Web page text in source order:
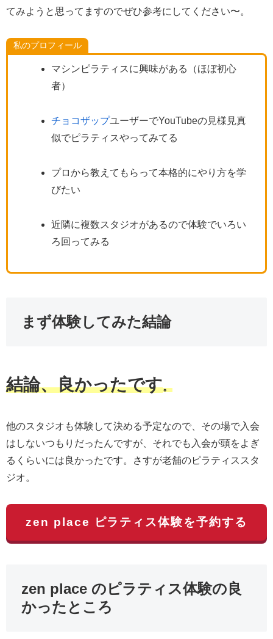
てみようと思ってますのでぜひ参考にしてください〜。
私のプロフィール
マシンピラティスに興味がある（ほぼ初心
者）
チョコザップユーザーでYouTubeの見様見真
似でピラティスやってみてる
プロから教えてもらって本格的にやり方を学
びたい
近隣に複数スタジオがあるので体験でいろい
ろ回ってみる
まず体験してみた結論
結論、良かったです。
他のスタジオも体験して決める予定なので、その場で入会
はしないつもりだったんですが、それでも入会が頭をよぎ
るくらいには良かったです。さすが老舗のピラティススタ
ジオ。
zen place ピラティス体験を予約する
zen place のピラティス体験の良
かったところ